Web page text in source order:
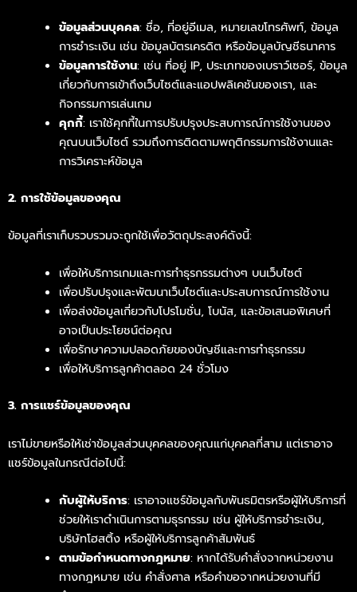
ข้อมูลส่วนบุคคล: ชื่อ, ที่อยู่อีเมล, หมายเลขโทรศัพท์, ข้อมูล
การชำระเงิน เช่น ข้อมูลบัตรเครดิต หรือข้อมูลบัญชีธนาคาร
ข้อมูลการใช้งาน: เช่น ที่อยู่ IP, ประเภทของเบราว์เซอร์, ข้อมูล
เกี่ยวกับการเข้าถึงเว็บไซต์และแอปพลิเคชันของเรา, และ
กิจกรรมการเล่นเกม
คุกกี้: เราใช้คุกกี้ในการปรับปรุงประสบการณ์การใช้งานของ
คุณบนเว็บไซต์ รวมถึงการติดตามพฤติกรรมการใช้งานและ
การวิเคราะห์ข้อมูล
2. การใช้ข้อมูลของคุณ
ข้อมูลที่เราเก็บรวบรวมจะถูกใช้เพื่อวัตถุประสงค์ดังนี้:
เพื่อให้บริการเกมและการทำธุรกรรมต่างๆ บนเว็บไซต์
เพื่อปรับปรุงและพัฒนาเว็บไซต์และประสบการณ์การใช้งาน
เพื่อส่งข้อมูลเกี่ยวกับโปรโมชั่น, โบนัส, และข้อเสนอพิเศษที่
อาจเป็นประโยชน์ต่อคุณ
เพื่อรักษาความปลอดภัยของบัญชีและการทำธุรกรรม
เพื่อให้บริการลูกค้าตลอด 24 ชั่วโมง
3. การแชร์ข้อมูลของคุณ
เราไม่ขายหรือให้เช่าข้อมูลส่วนบุคคลของคุณแก่บุคคลที่สาม แต่เราอาจ
แชร์ข้อมูลในกรณีต่อไปนี้:
กับผู้ให้บริการ: เราอาจแชร์ข้อมูลกับพันธมิตรหรือผู้ให้บริการที่
ช่วยให้เราดำเนินการตามธุรกรรม เช่น ผู้ให้บริการชำระเงิน,
บริษัทโฮสติ้ง หรือผู้ให้บริการลูกค้าสัมพันธ์
ตามข้อกำหนดทางกฎหมาย: หากได้รับคำสั่งจากหน่วยงาน
ทางกฎหมาย เช่น คำสั่งศาล หรือคำขอจากหน่วยงานที่มี